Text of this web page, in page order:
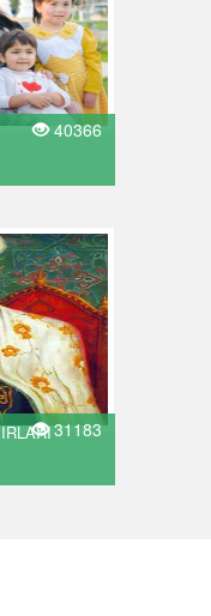
40366
31183